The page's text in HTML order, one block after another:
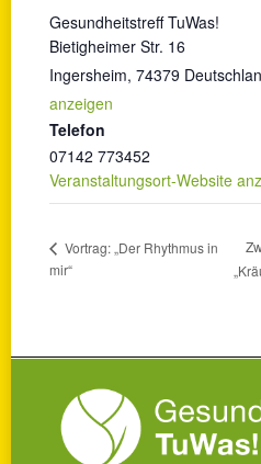
Gesundheitstreff TuWas!
Bietigheimer Str. 16
Ingersheim, 74379
anzeigen
Telefon
07142 773452
Veranstaltungsort-Website
Vortrag: „Der Rhythmus in
mir“